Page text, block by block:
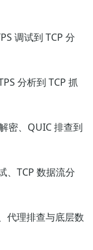
调试到 TCP 分
分析到 TCP 抓
密、QUIC 排查到
、TCP 数据流分
代理排查与底层数